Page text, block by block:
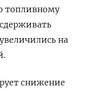
топливному
на
снижение